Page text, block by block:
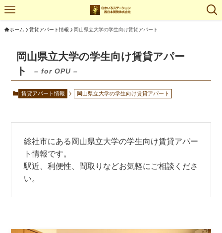
ホーム 賃貸アパート情報 岡山県立大学の学生向け賃貸アパート
岡山県立大学の学生向け賃貸アパー
ト
– for OPU –
賃貸アパート情報 岡山県立大学の学生向け賃貸アパート
総社市にある岡山県立大学の学生向け賃貸アパー
ト情報です。
駅近、利便性、間取りなどお気軽にご相談くださ
い。